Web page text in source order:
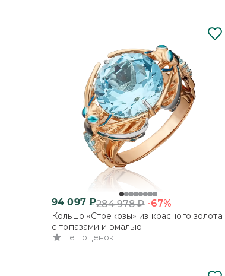
94 097₽284 978₽ -67%
Кольцо «Стрекозы» из красного золота
с топазами и эмалью
Нет оценок